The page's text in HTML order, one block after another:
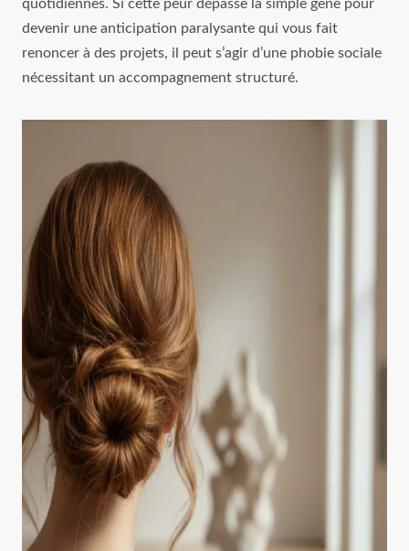
quotidiennes. Si cette peur dépasse la simple gêne pour
devenir une anticipation paralysante qui vous fait
renoncer à des projets, il peut s’agir d’une phobie sociale
nécessitant un accompagnement structuré.